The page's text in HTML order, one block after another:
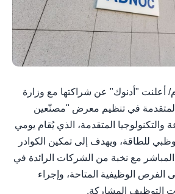
يونيو /وام/ أعلنت "أدنوك" عن شراكتها مع وزارة
المتقدمة في تنظيم معرض "مصنّعين
والتكنولوجيا المتقدمة، الذي يُقام يومي
أبوظبي للطاقة، ويهدف إلى تمكين الكوادر
المباشر مع نخبة من الشركات الرائدة في
الفرص الوظيفية المتاحة، وإجراء
التوظيف المشاركة.